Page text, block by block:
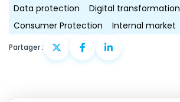
Data protection
Digital transformation
Consumer Protection
Internal market
Partager :